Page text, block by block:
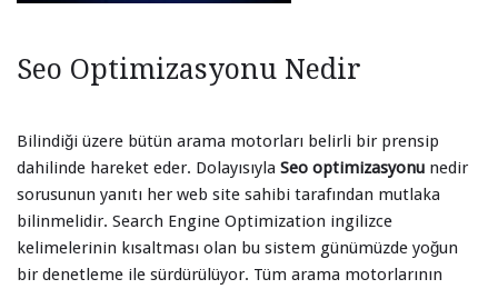
Seo Optimizasyonu Nedir
Bilindiği üzere bütün arama motorları belirli bir prensip
dahilinde hareket eder. Dolayısıyla Seo optimizasyonu nedir
sorusunun yanıtı her web site sahibi tarafından mutlaka
bilinmelidir. Search Engine Optimization ingilizce
kelimelerinin kısaltması olan bu sistem günümüzde yoğun
bir denetleme ile sürdürülüyor. Tüm arama motorlarının